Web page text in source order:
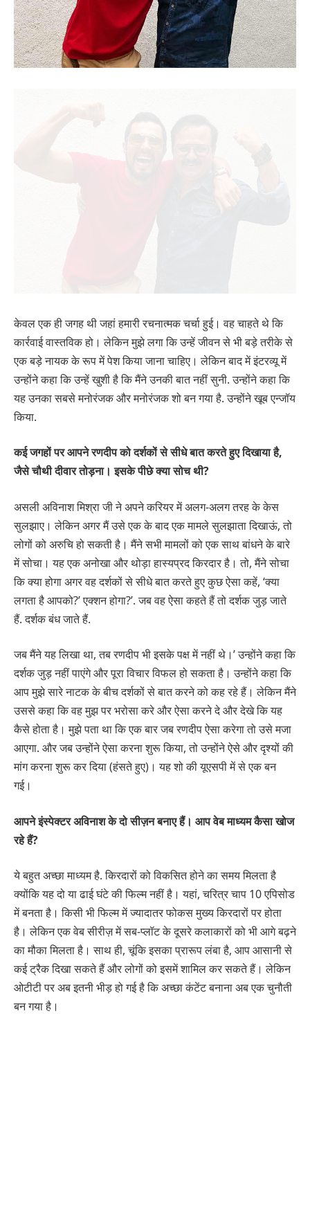
केवल एक ही जगह थी जहां हमारी रचनात्मक चर्चा हुई। वह चाहते थे कि
कार्रवाई वास्तविक हो। लेकिन मुझे लगा कि उन्हें जीवन से भी बड़े तरीके से
एक बड़े नायक के रूप में पेश किया जाना चाहिए। लेकिन बाद में इंटरव्यू में
उन्होंने कहा कि उन्हें खुशी है कि मैंने उनकी बात नहीं सुनी. उन्होंने कहा कि
यह उनका सबसे मनोरंजक और मनोरंजक शो बन गया है. उन्होंने खूब एन्जॉय
किया.
कई जगहों पर आपने रणदीप को दर्शकों से सीधे बात करते हुए दिखाया है,
जैसे चौथी दीवार तोड़ना। इसके पीछे क्या सोच थी?
असली अविनाश मिश्रा जी ने अपने करियर में अलग-अलग तरह के केस
सुलझाए। लेकिन अगर मैं उसे एक के बाद एक मामले सुलझाता दिखाऊं, तो
लोगों को अरुचि हो सकती है। मैंने सभी मामलों को एक साथ बांधने के बारे
में सोचा। यह एक अनोखा और थोड़ा हास्यप्रद किरदार है। तो, मैंने सोचा
कि क्या होगा अगर वह दर्शकों से सीधे बात करते हुए कुछ ऐसा कहें, ‘क्या
लगता है आपको?’ एक्शन होगा?’. जब वह ऐसा कहते हैं तो दर्शक जुड़ जाते
हैं. दर्शक बंध जाते हैं.
जब मैंने यह लिखा था, तब रणदीप भी इसके पक्ष में नहीं थे।’ उन्होंने कहा कि
दर्शक जुड़ नहीं पाएंगे और पूरा विचार विफल हो सकता है। उन्होंने कहा कि
आप मुझे सारे नाटक के बीच दर्शकों से बात करने को कह रहे हैं। लेकिन मैंने
उससे कहा कि वह मुझ पर भरोसा करे और ऐसा करने दे और देखे कि यह
कैसे होता है। मुझे पता था कि एक बार जब रणदीप ऐसा करेगा तो उसे मजा
आएगा. और जब उन्होंने ऐसा करना शुरू किया, तो उन्होंने ऐसे और दृश्यों की
मांग करना शुरू कर दिया (हंसते हुए)। यह शो की यूएसपी में से एक बन
गई।
आपने इंस्पेक्टर अविनाश के दो सीज़न बनाए हैं। आप वेब माध्यम कैसा खोज
रहे हैं?
ये बहुत अच्छा माध्यम है. किरदारों को विकसित होने का समय मिलता है
क्योंकि यह दो या ढाई घंटे की फिल्म नहीं है। यहां, चरित्र चाप 10 एपिसोड
में बनता है। किसी भी फिल्म में ज्यादातर फोकस मुख्य किरदारों पर होता
है। लेकिन एक वेब सीरीज़ में सब-प्लॉट के दूसरे कलाकारों को भी आगे बढ़ने
का मौका मिलता है। साथ ही, चूंकि इसका प्रारूप लंबा है, आप आसानी से
कई ट्रैक दिखा सकते हैं और लोगों को इसमें शामिल कर सकते हैं। लेकिन
ओटीटी पर अब इतनी भीड़ हो गई है कि अच्छा कंटेंट बनाना अब एक चुनौती
बन गया है।